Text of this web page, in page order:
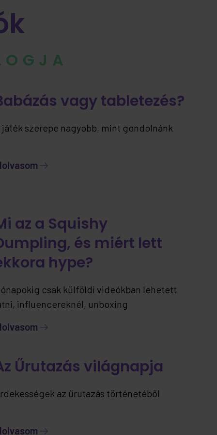
vagy tabletezés?
játék szerepe nagyobb, mint gondolnánk
az a Squishy
és miért lett
hype?
csak külföldi videókban lehetett
influencereknél, unboxing
– ráadásul jelenleg kizárólag nálunk.
Űrutazás világnapja
az űrutazás történetéből